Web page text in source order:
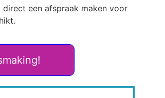
een afspraak maken voor